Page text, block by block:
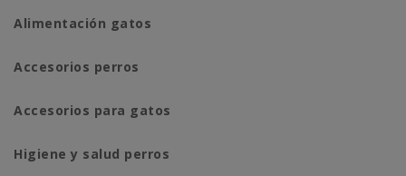
Alimentación gatos
Accesorios perros
Accesorios para gatos
Higiene y salud perros